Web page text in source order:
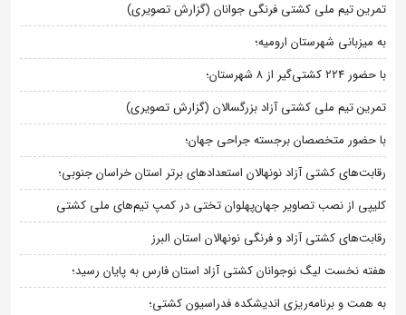
تمرین تیم ملی کشتی فرنگی جوانان (گزارش تصویری)
به میزبانی شهرستان ارومیه؛
با حضور ۲۲۴ کشتی‌گیر از ۸ شهرستان؛
تمرین تیم ملی کشتی آزاد بزرگسالان (گزارش تصویری)
با حضور متخصصان برجسته جراحی جهان؛
رقابت‌های کشتی آزاد نونهالان استعدادهای برتر استان خراسان جنوبی؛
کلیپی از نصب تصاویر جهان‌پهلوان تختی در کمپ تیم‌های ملی کشتی
رقابت‌های کشتی آزاد و فرنگی نونهالان استان البرز
هفته نخست لیگ نوجوانان کشتی آزاد استان فارس به پایان رسید؛
به همت و برنامه‌ریزی اندیشکده فدراسیون کشتی؛